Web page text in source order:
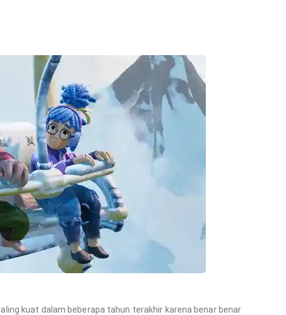
kuat dalam beberapa tahun terakhir karena benar benar